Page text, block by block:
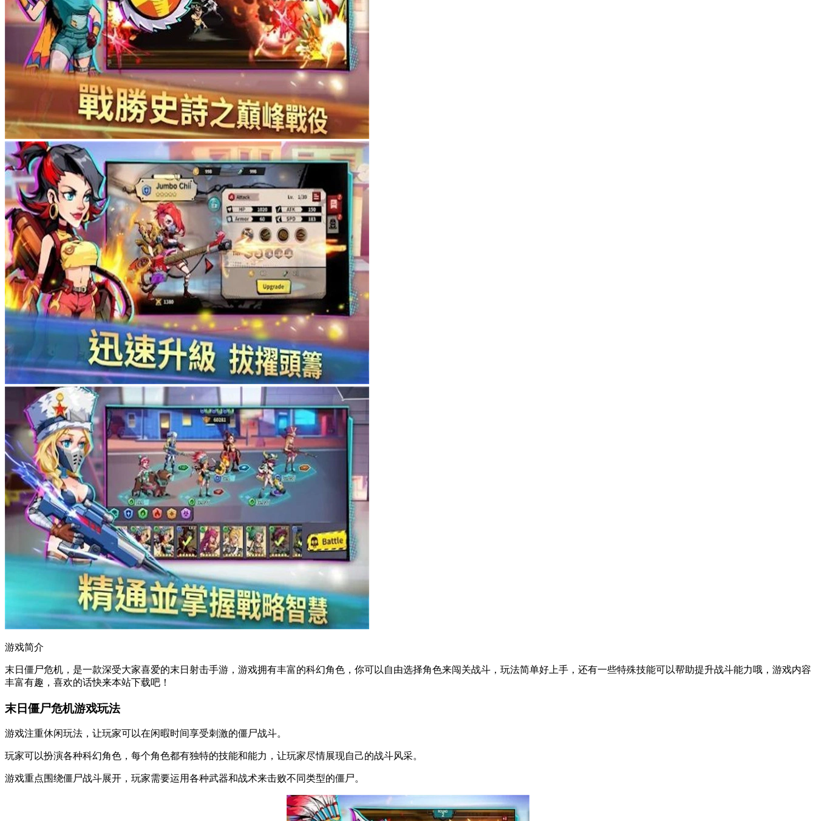
游戏简介
末日僵尸危机，是一款深受大家喜爱的末日射击手游，游戏拥有丰富的科幻角色，你可以自由选择角色来闯关战斗，玩法简单好上手，还有一些特殊技能可以帮助提升战斗能力哦，游戏内容
丰富有趣，喜欢的话快来本站下载吧！
末日僵尸危机游戏玩法
游戏注重休闲玩法，让玩家可以在闲暇时间享受刺激的僵尸战斗。
玩家可以扮演各种科幻角色，每个角色都有独特的技能和能力，让玩家尽情展现自己的战斗风采。
游戏重点围绕僵尸战斗展开，玩家需要运用各种武器和战术来击败不同类型的僵尸。